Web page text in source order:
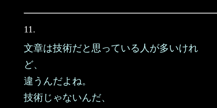
11.
文章は技術だと思っている人が多いけれ
ど、
違うんだよね。
技術じゃないんだ、